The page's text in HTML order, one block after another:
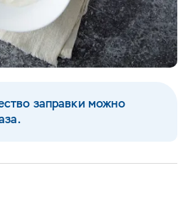
заправки можно